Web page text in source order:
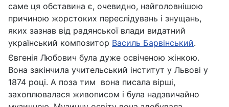
саме ця обставина є, очевидно, найголовнішою
причиною жорстоких переслідувань і знущань,
яких зазнав від радянської влади видатний
український композитор Василь Барвінський.
Євгенія Любович була дуже освіченою жінкою.
Вона закінчила учительський інститут у Львові у
1874 році. А поза тим вона писала вірші,
захоплювалася живописом і була надзвичайно